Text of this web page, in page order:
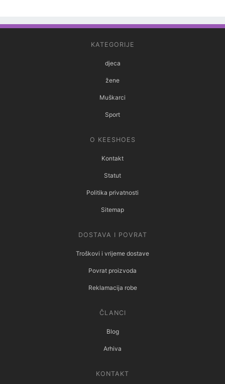
KATEGORIJE
djeca
žene
Muškarci
Sport
O KEESHOES
Kontakt
Statut
Politika privatnosti
Sitemap
DOSTAVA I POVRAT
Troškovi i vrijeme dostave
Povrat proizvoda
Reklamacija robe
ČLANCI
Blog
Arhiva
KONTAKT